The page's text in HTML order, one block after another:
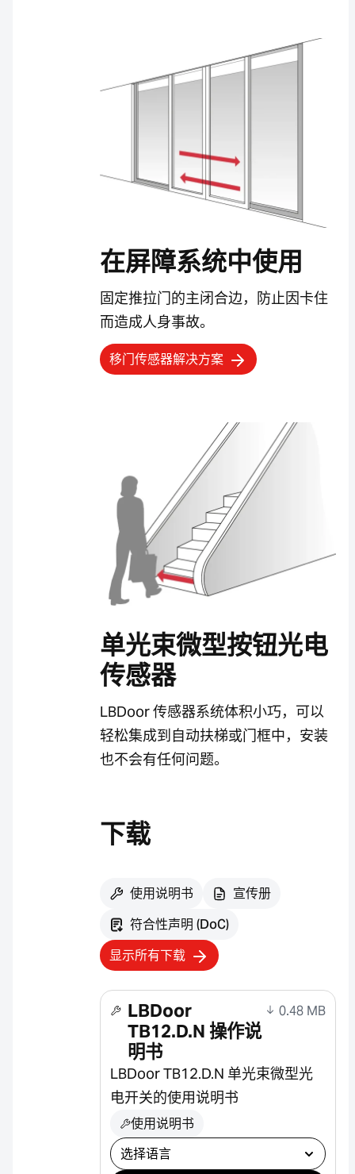
在屏障系统中使用
固定推拉门的主闭合边，防止因卡住
而造成人身事故。
移门传感器解决方案
单光束微型按钮光电
传感器
LBDoor 传感器系统体积小巧，可以
轻松集成到自动扶梯或门框中，安装
也不会有任何问题。
下载
使用说明书
宣传册
符合性声明 (DoC)
显示所有下载
LBDoor
TB12.D.N 操作说
明书
0.48 MB
LBDoor TB12.D.N 单光束微型光
电开关的使用说明书
使用说明书
选择下载